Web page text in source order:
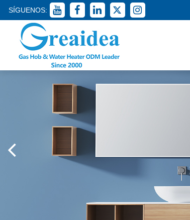
SÍGUENOS: